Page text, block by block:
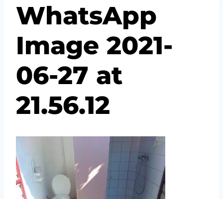
WhatsApp
Image 2021-
06-27 at
21.56.12